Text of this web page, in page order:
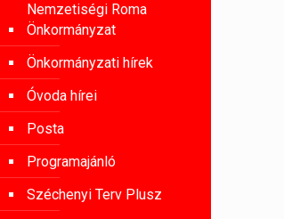
Nemzetiségi Roma
Önkormányzat
Önkormányzati hírek
Óvoda hírei
Posta
Programajánló
Széchenyi Terv Plusz